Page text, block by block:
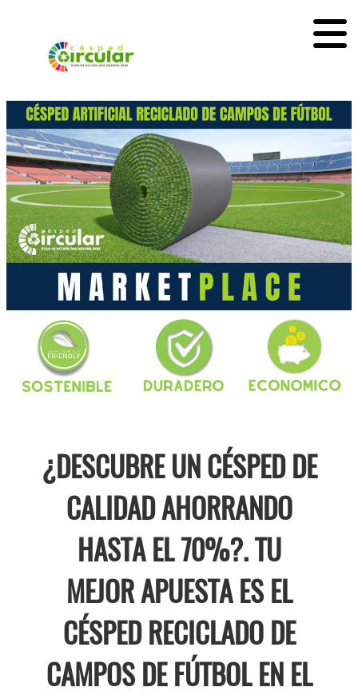
¿DESCUBRE UN CÉSPED DE
CALIDAD AHORRANDO
HASTA EL 70%?. TU
MEJOR APUESTA ES EL
CÉSPED RECICLADO DE
CAMPOS DE FÚTBOL EN EL